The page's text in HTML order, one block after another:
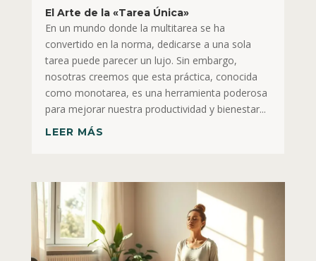
El Arte de la «Tarea Única»
En un mundo donde la multitarea se ha
convertido en la norma, dedicarse a una sola
tarea puede parecer un lujo. Sin embargo,
nosotras creemos que esta práctica, conocida
como monotarea, es una herramienta poderosa
para mejorar nuestra productividad y bienestar...
LEER MÁS